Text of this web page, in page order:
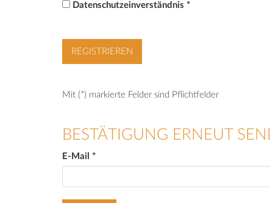
Datenschutzeinverständnis *
Mit (*) markierte Felder sind Pflichtfelder
BESTÄTIGUNG ERNEUT
E-Mail *